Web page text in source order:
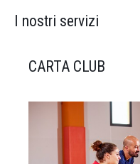
I nostri servizi
CARTA CLUB